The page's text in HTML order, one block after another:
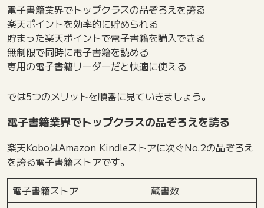
電子書籍業界でトップクラスの品ぞろえを誇る
楽天ポイントを効率的に貯められる
貯まった楽天ポイントで電子書籍を購入できる
無制限で同時に電子書籍を読める
専用の電子書籍リーダーだと快適に使える
では5つのメリットを順番に見ていきましょう。
電子書籍業界でトップクラスの品ぞろえを誇る
楽天KoboはAmazon Kindleストアに次ぐNo.2の品ぞろえ
を誇る電子書籍ストアです。
電子書籍ストア
蔵書数